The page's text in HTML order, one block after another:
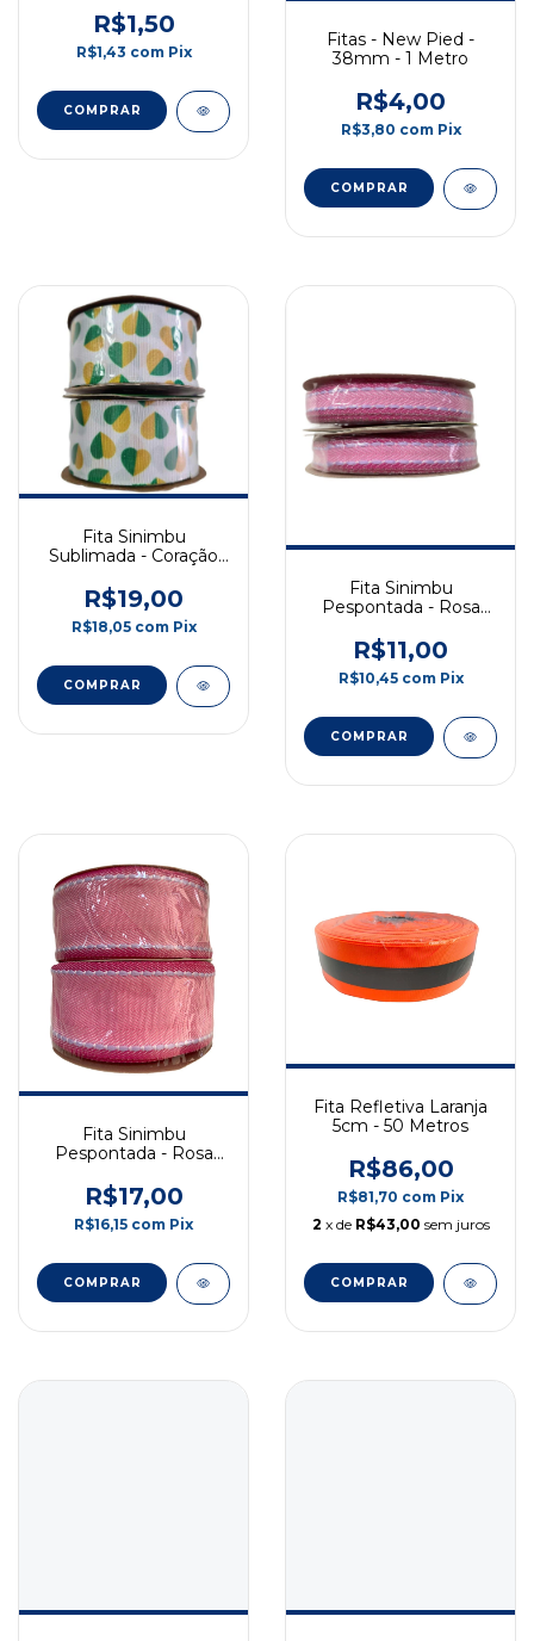
unidade
R$1,50
R$1,43 com Pix
Fitas - New Pied -
38mm - 1 Metro
R$4,00
R$3,80 com Pix
COMPRAR
Fita Sinimbu
Sublimada - Coração
COD: 1665/38-224
R$19,00
R$18,05 com Pix
Fita Sinimbu
Pespontada - Rosa
- 10mm - 10m - COD:
1814/10-03
R$11,00
R$10,45 com Pix
Fita Sinimbu
Pespontada - Rosa
10m - COD: 1814/38-
03
R$17,00
R$16,15 com Pix
Fita Refletiva Laranja
5cm - 50 Metros
R$86,00
R$81,70 com Pix
2 x de R$43,00 sem juros